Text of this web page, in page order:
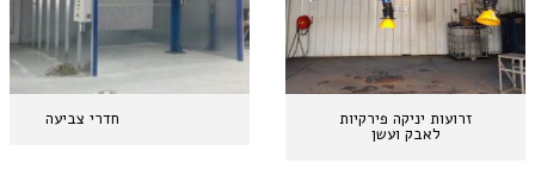
זרועות יניקה פירקיות
לאבק ועשן
חדרי צביעה